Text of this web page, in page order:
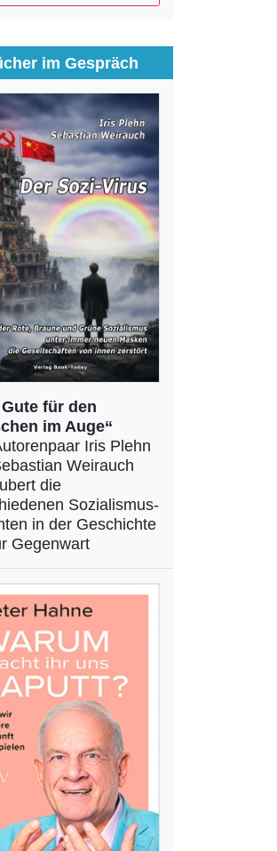
im Gespräch
Gute für den
im Auge“
Iris Plehn
Weirauch
die
Sozialismus-
in der Geschichte
Gegenwart